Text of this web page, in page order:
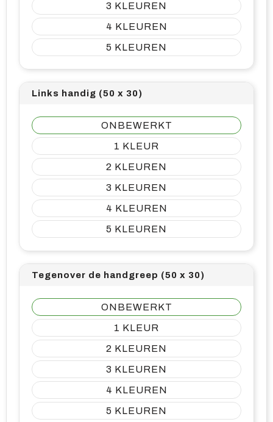
3
4
5
Links handig (50 x 30)
ONBEWERKT
1
2
3
4
5
Tegenover de handgreep (50 x 30)
ONBEWERKT
1
2
3
4
5